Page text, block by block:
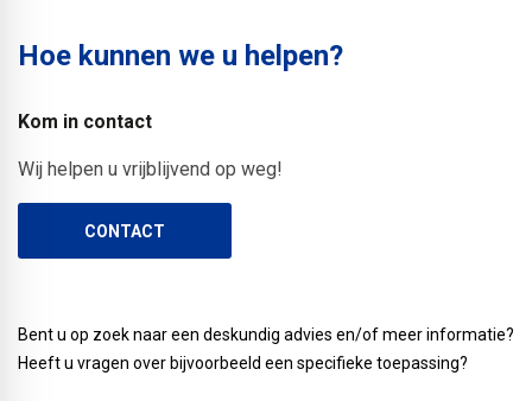
Hoe kunnen we u helpen?
Kom in contact
Wij helpen u vrijblijvend op weg!
CONTACT
Bent u op zoek naar een deskundig advies en/of meer informatie?
Heeft u vragen over bijvoorbeeld een specifieke toepassing?